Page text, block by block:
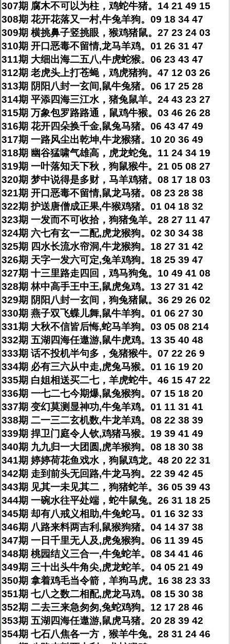
307期 腐木不可以为柱，鸡蛇牛猪。14 21 49 15
308期 花开花落又一村,牛兔羊狗。09 18 34 47
309期 横挑鼻子竖挑眼，猴鸡猪鼠。27 23 24 03
310期 开口恶毒不留情,龙马羊鸡。01 26 31 47
311期 大细出海二五八,牛虎蛇猴。06 23 43 47
312期 老虎头上打苍蝇，鸡虎猪狗。47 12 03 26
313期 阴阳八封一玄间,鼠牛兔猪。06 17 25 28
314期 平添四海三江水，猪兔鼠羊。24 43 23 27
315期 万象包罗路路通，鼠鸡牛猴。03 46 26 28
316期 花开四朵换千金,鼠兔马猪。06 43 47 49
317期 一路风尘出乾坤,牛龙猴猪。10 20 36 49
318期 幽谷猛啸气雄高，虎龙蛇兔。11 24 34 19
319期 一叶落知天下秋，狗鼠猴牛。21 05 08 27
320期 梦中说得是多财，马羊鸡猪。08 17 18 03
321期 开口恶毒不留情,鼠龙马猪。08 23 28 38
322期 护送唐僧成正果,牛猴鸡猪。01 04 18 32
323期 一发而不可收拾，狗猪兔羊。28 27 11 47
324期 六七有玄一二配,虎龙猴狗。02 30 34 38
325期 四水长流水帘洞,牛龙猴狗。18 27 31 42
326期 天字一发六可定,兔羊鸡狗。18 25 39 47
327期 十三里路走四回，鸡马狗兔。10 49 41 08
328期 林中高手王中王,鼠虎兔鸡。13 27 31 42
329期 阴阳八封一玄间，狗兔猪鼠。36 29 26 02
330期 燕子双飞蝶儿舞,鼠牛羊狗。01 06 27 30
331期 大秋不信皆后悔,蛇马羊狗。03 05 08 214
332期 五湖四海任遨游,鼠牛虎鸡。13 35 40 48
333期 话不投机半句多，兔猪猴牛。07 22 26 9
334期 必有三六从中走,虎兔马猴。01 16 19 20
335期 白姐相送买二七，羊虎蛇牛。46 15 47 22
336期 一七二七今期爆,鼠兔猴狗。07 15 18 20
337期 变幻莫测显神功,牛兔羊鸡。01 11 31 41
338期 二一三二玄机数,牛龙羊鸡。08 22 38 39
339期 捍卫门庭令人钦,鸡猪马猴。19 39 41 49
340期 九九归一大团圆,虎羊猴狗。08 18 30 38
341期 婷婷荷花鱼戏水，狗鼠鸡龙。48 20 22 31
342期 走到前头无回路,牛龙马狗。22 39 42 45
343期 见其一未见其二，狗猪蛇羊。36 05 39 43
344期 一碗水往平处端，蛇牛鼠兔。26 31 18 25
345期 却有八戒义相助,牛兔蛇马。01 16 32 33
346期 八路来料两吉利,鼠猴狗猪。04 14 37 38
347期 一日千里无人及,虎兔猴狗。06 11 39 45
348期 桃园结义三合一,牛兔蛇羊。08 34 41 46
349期 三十出头牛角尖,虎龙蛇羊。04 05 21 49
350期 拿着鸡毛当令箭，羊狗马虎。16 38 23 33
351期 七八之数二相配,虎龙马鸡。08 15 30 38
352期 二去三来急匆匆,兔蛇鸡狗。12 17 28 46
353期 五湖四海任遨游,鼠虎马猪。20 28 39 42
354期 七石八焦各一方，猴羊牛兔。28 31 24 46